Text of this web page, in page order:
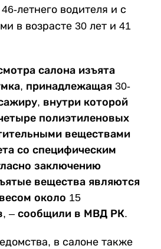
летнего водителя и с
в возрасте 30 лет и 41
салона изъята
принадлежащая 30-
внутри которой
полиэтиленовых
веществами
со специфическим
заключению
вещества являются
около 15
– сообщили в МВД РК.
в салоне также